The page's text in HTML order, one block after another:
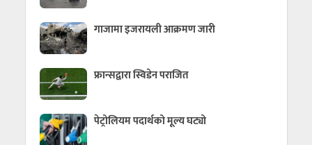
गाजामा इजरायली आक्रमण जारी
फ्रान्सद्वारा स्विडेन पराजित
पेट्रोलियम पदार्थको मूल्य घट्यो